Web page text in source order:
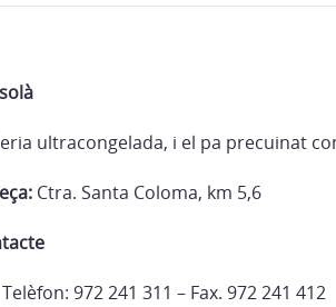
ultracongelada, i el pa precuinat
Ctra. Santa Coloma, km 5,6
Telèfon: 972 241 311 – Fax. 972 241 412